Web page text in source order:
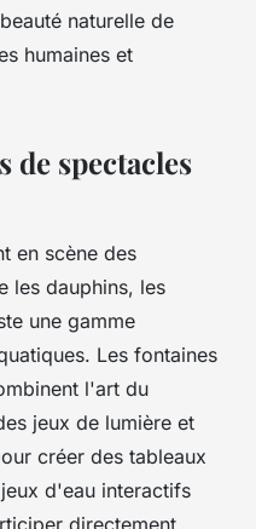
naturelle de
humaines et
de spectacles
en scène des
les dauphins, les
une gamme
Les fontaines
l'art du
jeux de lumière et
créer des tableaux
d'eau interactifs
directement,